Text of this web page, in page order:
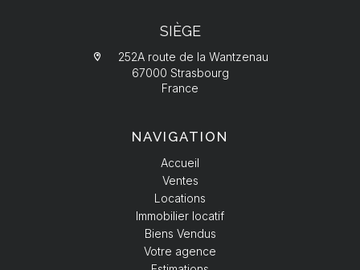
SIÈGE
252A route de la Wantzenau
67000 Strasbourg
France
NAVIGATION
Accueil
Ventes
Locations
Immobilier locatif
Biens Vendus
Votre agence